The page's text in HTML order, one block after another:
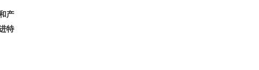
产
特